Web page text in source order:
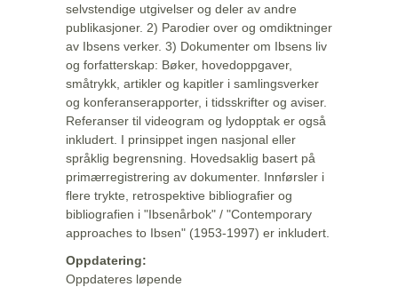
selvstendige utgivelser og deler av andre
publikasjoner. 2) Parodier over og omdiktninger
av Ibsens verker. 3) Dokumenter om Ibsens liv
og forfatterskap: Bøker, hovedoppgaver,
småtrykk, artikler og kapitler i samlingsverker
og konferanserapporter, i tidsskrifter og aviser.
Referanser til videogram og lydopptak er også
inkludert. I prinsippet ingen nasjonal eller
språklig begrensning. Hovedsaklig basert på
primærregistrering av dokumenter. Innførsler i
flere trykte, retrospektive bibliografier og
bibliografien i "Ibsenårbok" / "Contemporary
approaches to Ibsen" (1953-1997) er inkludert.
Oppdatering:
Oppdateres løpende